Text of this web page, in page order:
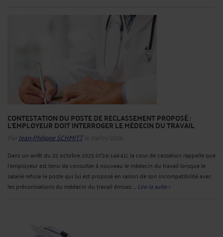
CONTESTATION DU POSTE DE RECLASSEMENT PROPOSÉ :
L'EMPLOYEUR DOIT INTERROGER LE MÉDECIN DU TRAVAIL
Par Jean-Philippe SCHMITTle 04/01/2026
Dans un arrêt du 22 octobre 2025 (n°24-14641), la cour de cassation rappelle que
l'employeur est tenu de consulter à nouveau le médecin du travail lorsque le
salarié refuse le poste qui lui est proposé en raison de son incompatibilité avec
les préconisations du médecin du travail émises ... Lire la suite >